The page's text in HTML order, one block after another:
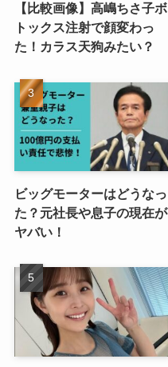
【比較画像】高嶋ちさ子ボ
トックス注射で顔変わっ
た！カラス天狗みたい？
ビッグモーターはどうなっ
た？元社長や息子の現在が
ヤバい！